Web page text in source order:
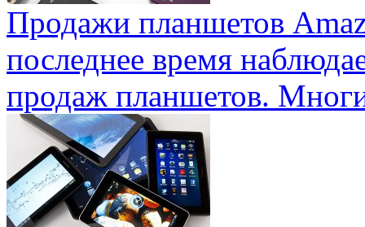
Продажи планшетов
последнее время
продаж планшетов.